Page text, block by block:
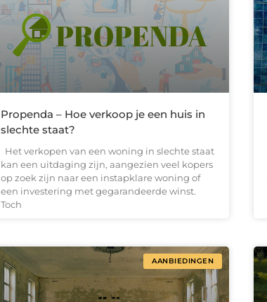
Propenda – Hoe verkoop je een huis in
slechte staat?
Het verkopen van een woning in slechte staat
kan een uitdaging zijn, aangezien veel kopers
op zoek zijn naar een instapklare woning of
een investering met gegarandeerde winst.
Toch
AANBIEDINGEN